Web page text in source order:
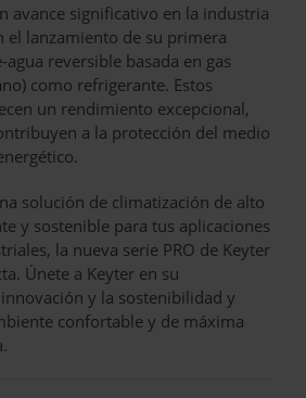
avance significativo en la industria
el lanzamiento de su primera
reversible basada en gas
como refrigerante. Estos
un rendimiento excepcional,
a la protección del medio
solución de climatización de alto
y sostenible para tus aplicaciones
la nueva serie PRO de Keyter
Únete a Keyter en su
y la sostenibilidad y
confortable y de máxima